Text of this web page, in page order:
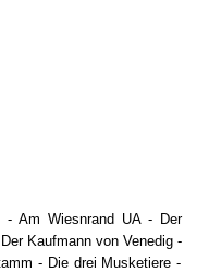
-Am Wiesnrand UA - Der
Der Kaufmann von Venedig-
- Die drei Musketiere -